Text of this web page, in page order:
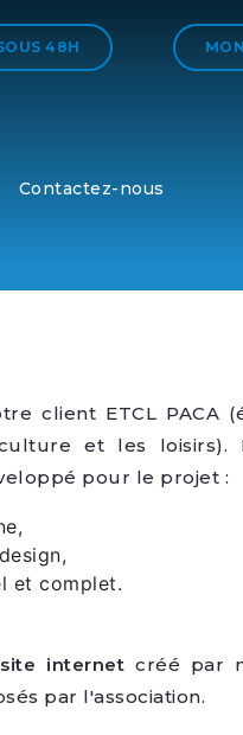
48H
Contactez-nous
client ETCL PACA
et les loisirs).
pour le projet :
et complet.
site internet créé par
par l'association.